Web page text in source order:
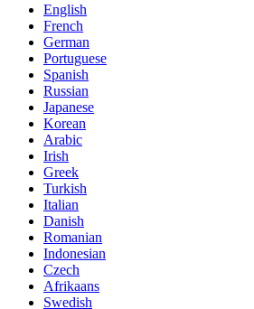
English
French
German
Portuguese
Spanish
Russian
Japanese
Korean
Arabic
Irish
Greek
Turkish
Italian
Danish
Romanian
Indonesian
Czech
Afrikaans
Swedish